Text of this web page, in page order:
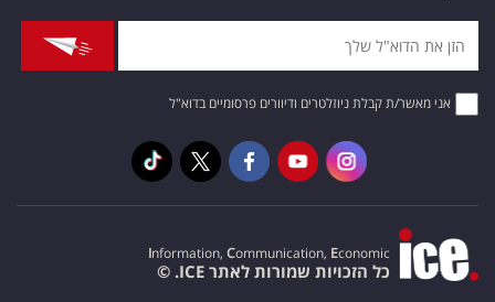
אני מאשר/ת קבלת ניוזלטרים ודיוורים פרסומיים בדוא"ל
Information, Communication, Economic
כל הזכויות שמורות לאתר ICE. ©